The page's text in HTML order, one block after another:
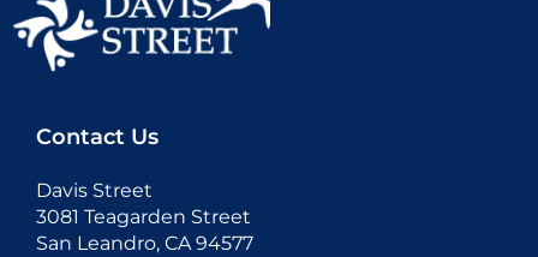
Contact Us
Davis Street
3081 Teagarden Street
San Leandro, CA 94577